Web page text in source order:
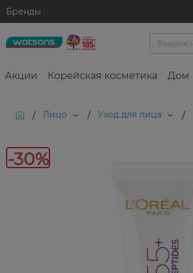
Бренды
Акции Корейская косметика Дом
/ Лицо / Уход для лица /
-30%